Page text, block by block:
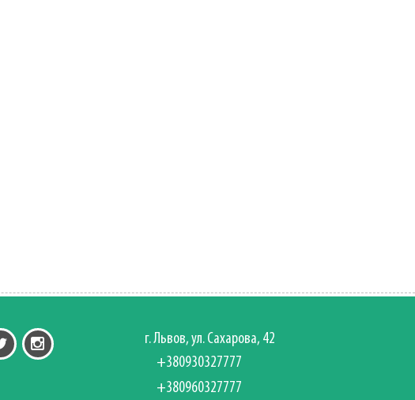
г. Львов, ул. Сахарова, 42
+380930327777
+380960327777